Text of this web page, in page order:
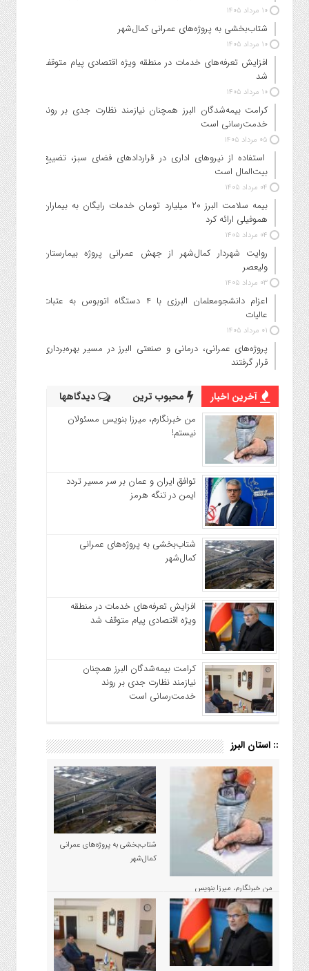
۱۰ مرداد ۱۴۰۵
شتاب‌بخشی به پروژه‌های عمرانی کمال‌شهر
۱۰ مرداد ۱۴۰۵
افزایش تعرفه‌های خدمات در منطقه ویژه اقتصادی پیام متوقف
شد
۱۰ مرداد ۱۴۰۵
کرامت بیمه‌شدگان البرز همچنان نیازمند نظارت جدی بر روند
خدمت‌رسانی است
۰۵ مرداد ۱۴۰۵
استفاده از نیروهای اداری در قراردادهای فضای سبز، تضییع
بیت‌المال است
۰۴ مرداد ۱۴۰۵
بیمه سلامت البرز ۲۰ میلیارد تومان خدمات رایگان به بیماران
هموفیلی ارائه کرد
۰۴ مرداد ۱۴۰۵
روایت شهردار کمال‌شهر از جهش عمرانی پروژه بیمارستان
ولیعصر
۰۳ مرداد ۱۴۰۵
اعزام دانشجو‌معلمان البرزی با ۴ دستگاه اتوبوس به عتبات
عالیات
۰۱ مرداد ۱۴۰۵
پروژه‌های عمرانی، درمانی و صنعتی البرز در مسیر بهره‌برداری
قرار گرفتند
آخرین اخبار محبوب ترین دیدگاهها
من خبرنگارم، میرزا بنویس مسئولان
نیستم!
توافق ایران و عمان بر سر مسیر تردد
ایمن در تنگه هرمز
شتاب‌بخشی به پروژه‌های عمرانی
کمال‌شهر
افزایش تعرفه‌های خدمات در منطقه
ویژه اقتصادی پیام متوقف شد
کرامت بیمه‌شدگان البرز همچنان
نیازمند نظارت جدی بر روند
خدمت‌رسانی است
:: استان البرز
من خبرنگارم، میرزا بنویس
مسئولان نیستم!
شتاب‌بخشی به پروژه‌های عمرانی
کمال‌شهر